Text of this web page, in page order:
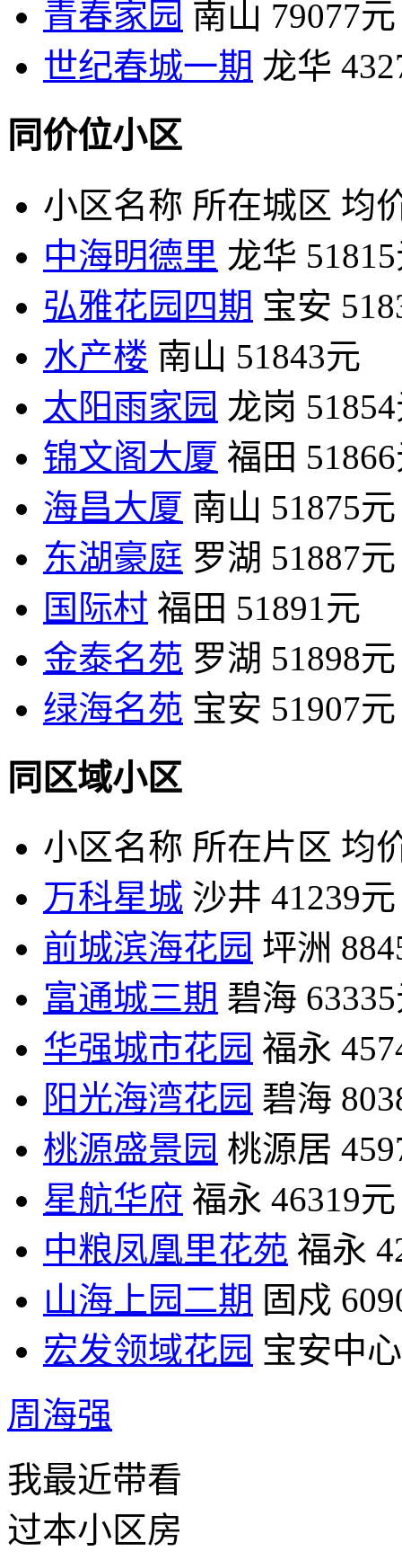
青春家园 南山 79077元
世纪春城一期 龙华
同价位小区
小区名称 所在城区 均
中海明德里 龙华
弘雅花园四期 宝安
水产楼 南山 51843元
太阳雨家园 龙岗
锦文阁大厦 福田
海昌大厦 南山 51875元
东湖豪庭 罗湖 51887元
国际村 福田 51891元
金泰名苑 罗湖 51898元
绿海名苑 宝安 51907元
同区域小区
小区名称 所在片区 均
万科星城 沙井 41239元
前城滨海花园 坪洲
富通城三期 碧海
华强城市花园 福永
阳光海湾花园 碧海
桃源盛景园 桃源居
星航华府 福永 46319元
中粮凤凰里花苑 福永
山海上园二期 固戍
宏发领域花园 宝安中心
周海强
我最近带看
过本小区房